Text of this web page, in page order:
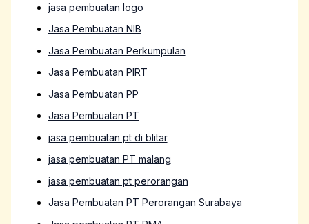
jasa pembuatan logo
Jasa Pembuatan NIB
Jasa Pembuatan Perkumpulan
Jasa Pembuatan PIRT
Jasa Pembuatan PP
Jasa Pembuatan PT
jasa pembuatan pt di blitar
jasa pembuatan PT malang
jasa pembuatan pt perorangan
Jasa Pembuatan PT Perorangan Surabaya